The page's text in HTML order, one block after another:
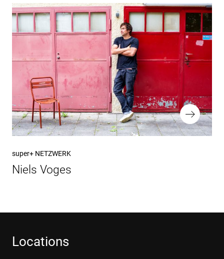
Nächster
Beitrag
super+ NETZWERK
Niels Voges
Locations